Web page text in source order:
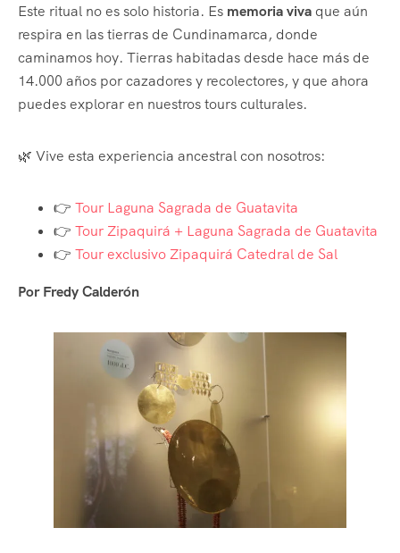
Este ritual no es solo historia. Es memoria viva que aún
respira en las tierras de Cundinamarca, donde
caminamos hoy. Tierras habitadas desde hace más de
14.000 años por cazadores y recolectores, y que ahora
puedes explorar en nuestros tours culturales.
🌿 Vive esta experiencia ancestral con nosotros:
👉 Tour Laguna Sagrada de Guatavita
👉 Tour Zipaquirá + Laguna Sagrada de Guatavita
👉 Tour exclusivo Zipaquirá Catedral de Sal
Por Fredy Calderón